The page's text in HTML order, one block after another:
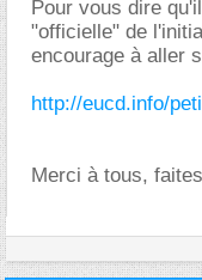
Pour vous dire
"officielle" de
encourage à aller
http://eucd.info/
Merci à tous,